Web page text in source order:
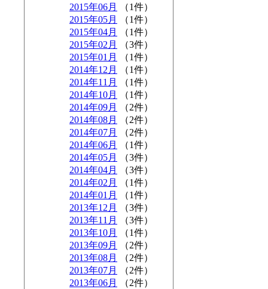
2015年06月
（1件）
2015年05月
（1件）
2015年04月
（1件）
2015年02月
（3件）
2015年01月
（1件）
2014年12月
（1件）
2014年11月
（1件）
2014年10月
（1件）
2014年09月
（2件）
2014年08月
（2件）
2014年07月
（2件）
2014年06月
（1件）
2014年05月
（3件）
2014年04月
（3件）
2014年02月
（1件）
2014年01月
（1件）
2013年12月
（3件）
2013年11月
（3件）
2013年10月
（1件）
2013年09月
（2件）
2013年08月
（2件）
2013年07月
（2件）
2013年06月
（2件）